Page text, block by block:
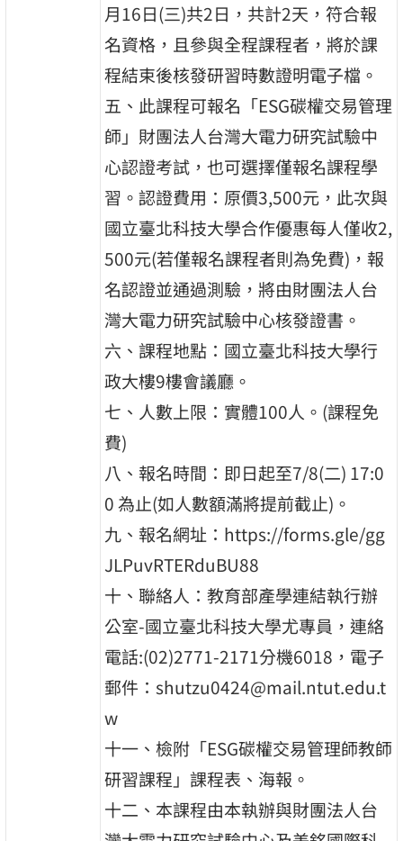
月16日(三)共2日，共計2天，符合報
名資格，且參與全程課程者，將於課
程結束後核發研習時數證明電子檔。
五、此課程可報名「ESG碳權交易管理
師」財團法人台灣大電力研究試驗中
心認證考試，也可選擇僅報名課程學
習。認證費用：原價3,500元，此次與
國立臺北科技大學合作優惠每人僅收2,
500元(若僅報名課程者則為免費)，報
名認證並通過測驗，將由財團法人台
灣大電力研究試驗中心核發證書。
六、課程地點：國立臺北科技大學行
政大樓9樓會議廳。
七、人數上限：實體100人。(課程免
費)
八、報名時間：即日起至7/8(二) 17:0
0 為止(如人數額滿將提前截止)。
九、報名網址：https://forms.gle/gg
JLPuvRTERduBU88
十、聯絡人：教育部產學連結執行辦
公室-國立臺北科技大學尤專員，連絡
電話:(02)2771-2171分機6018，電子
郵件：shutzu0424@mail.ntut.edu.t
w
十一、檢附「ESG碳權交易管理師教師
研習課程」課程表、海報。
十二、本課程由本執辦與財團法人台